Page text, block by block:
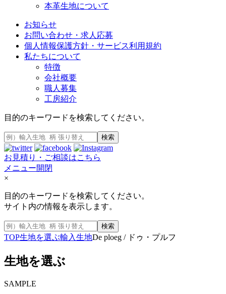
本革生地について
お知らせ
お問い合わせ・求人応募
個人情報保護方針・サービス利用規約
私たちについて
特徴
会社概要
職人募集
工房紹介
目的のキーワードを検索してください。
検索
お見積り・ご相談はこちら
メニュー開閉
×
目的のキーワードを検索してください。
サイト内の情報を表示します。
検索
TOP生地を選ぶ輸入生地De ploeg / ドゥ・プルフ
生地を選ぶ
SAMPLE